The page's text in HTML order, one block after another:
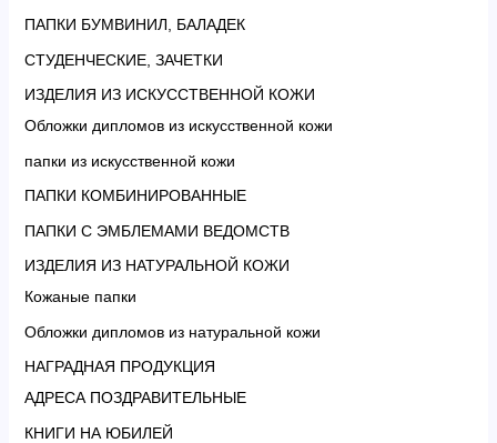
ПАПКИ БУМВИНИЛ, БАЛАДЕК
СТУДЕНЧЕСКИЕ, ЗАЧЕТКИ
ИЗДЕЛИЯ ИЗ ИСКУССТВЕННОЙ КОЖИ
Обложки дипломов из искусственной кожи
папки из искусственной кожи
ПАПКИ КОМБИНИРОВАННЫЕ
ПАПКИ С ЭМБЛЕМАМИ ВЕДОМСТВ
ИЗДЕЛИЯ ИЗ НАТУРАЛЬНОЙ КОЖИ
Кожаные папки
Обложки дипломов из натуральной кожи
НАГРАДНАЯ ПРОДУКЦИЯ
АДРЕСА ПОЗДРАВИТЕЛЬНЫЕ
КНИГИ НА ЮБИЛЕЙ